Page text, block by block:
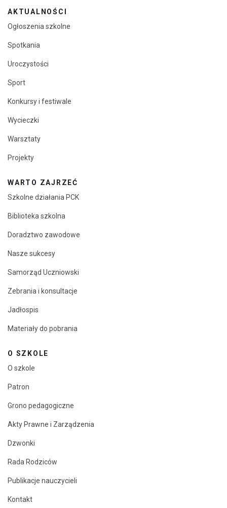
AKTUALNOŚCI
Ogłoszenia szkolne
Spotkania
Uroczystości
Sport
Konkursy i festiwale
Wycieczki
Warsztaty
Projekty
WARTO ZAJRZEĆ
Szkolne działania PCK
Biblioteka szkolna
Doradztwo zawodowe
Nasze sukcesy
Samorząd Uczniowski
Zebrania i konsultacje
Jadłospis
Materiały do pobrania
O SZKOLE
O szkole
Patron
Grono pedagogiczne
Akty Prawne i Zarządzenia
Dzwonki
Rada Rodziców
Publikacje nauczycieli
Kontakt